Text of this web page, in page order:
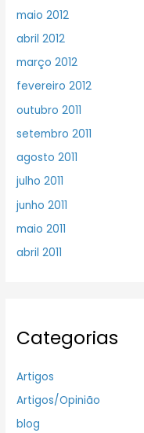
maio 2012
abril 2012
março 2012
fevereiro 2012
outubro 2011
setembro 2011
agosto 2011
julho 2011
junho 2011
maio 2011
abril 2011
Categorias
Artigos
Artigos/Opinião
blog